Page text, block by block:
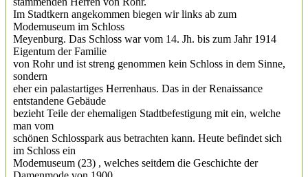
Im Stadtkern angekommen biegen wir links ab zum
Modemuseum im Schloss
Meyenburg. Das Schloss war vom 14. Jh. bis zum Jahr 1914
Eigentum der Familie
von Rohr und ist streng genommen kein Schloss in dem Sinne,
sondern
eher ein palastartiges Herrenhaus. Das in der Renaissance
entstandene Gebäude
bezieht Teile der ehemaligen Stadtbefestigung mit ein, welche
man vom
schönen Schlosspark aus betrachten kann. Heute befindet sich
im Schloss ein
Modemuseum (23) , welches seitdem die Geschichte der